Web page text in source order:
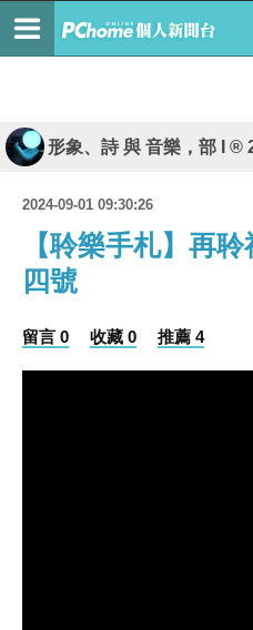
形象、詩 與 音樂，部 I ®
2024-09-01 09:30:26
【聆樂手札】再
四號
留言 0 收藏 0 推薦 4